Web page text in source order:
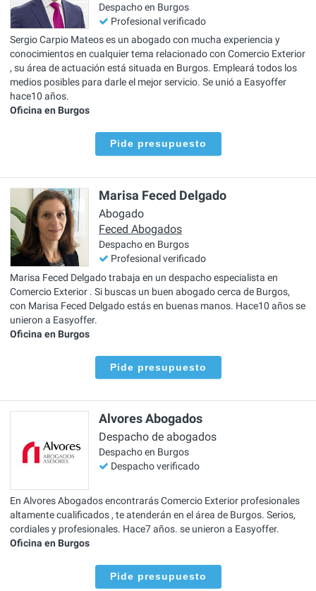
Despacho en Burgos
Profesional verificado
Sergio Carpio Mateos es un abogado con mucha experiencia y
conocimientos en cualquier tema relacionado con Comercio Exterior
, su área de actuación está situada en Burgos. Empleará todos los
medios posibles para darle el mejor servicio. Se unió a Easyoffer
hace10 años.
Oficina en Burgos
Pide presupuesto
Marisa Feced Delgado
Abogado
Feced Abogados
Despacho en Burgos
Profesional verificado
Marisa Feced Delgado trabaja en un despacho especialista en
Comercio Exterior . Si buscas un buen abogado cerca de Burgos,
con Marisa Feced Delgado estás en buenas manos. Hace10 años se
unieron a Easyoffer.
Oficina en Burgos
Pide presupuesto
Alvores Abogados
Despacho de abogados
Despacho en Burgos
Despacho verificado
En Alvores Abogados encontrarás Comercio Exterior profesionales
altamente cualificados , te atenderán en el área de Burgos. Serios,
cordiales y profesionales. Hace7 años. se unieron a Easyoffer.
Oficina en Burgos
Pide presupuesto